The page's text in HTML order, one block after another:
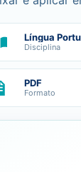
Língua
Disciplina
PDF
Formato